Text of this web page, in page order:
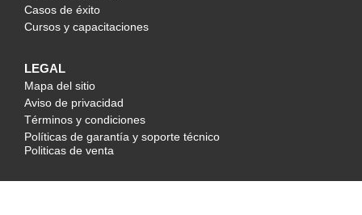
Casos de éxito
Cursos y capacitaciones
LEGAL
Mapa del sitio
Aviso de privacidad
Términos y condiciones
Políticas de garantía y soporte técnico
Politicas de venta